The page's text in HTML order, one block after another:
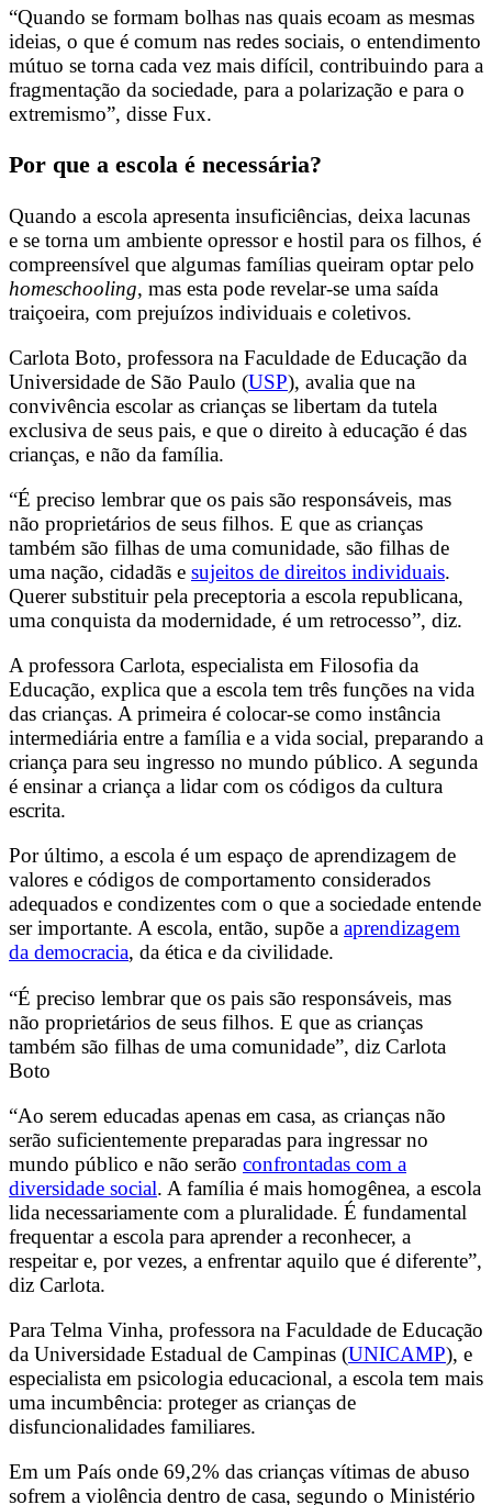
“Quando se formam bolhas nas quais ecoam as mesmas
ideias, o que é comum nas redes sociais, o entendimento
mútuo se torna cada vez mais difícil, contribuindo para a
fragmentação da sociedade, para a polarização e para o
extremismo”, disse Fux.
Por que a escola é necessária?
Quando a escola apresenta insuficiências, deixa lacunas
e se torna um ambiente opressor e hostil para os filhos, é
compreensível que algumas famílias queiram optar pelo
homeschooling, mas esta pode revelar-se uma saída
traiçoeira, com prejuízos individuais e coletivos.
Carlota Boto, professora na Faculdade de Educação da
Universidade de São Paulo (USP), avalia que na
convivência escolar as crianças se libertam da tutela
exclusiva de seus pais, e que o direito à educação é das
crianças, e não da família.
“É preciso lembrar que os pais são responsáveis, mas
não proprietários de seus filhos. E que as crianças
também são filhas de uma comunidade, são filhas de
uma nação, cidadãs e sujeitos de direitos individuais.
Querer substituir pela preceptoria a escola republicana,
uma conquista da modernidade, é um retrocesso”, diz.
A professora Carlota, especialista em Filosofia da
Educação, explica que a escola tem três funções na vida
das crianças. A primeira é colocar-se como instância
intermediária entre a família e a vida social, preparando a
criança para seu ingresso no mundo público. A segunda
é ensinar a criança a lidar com os códigos da cultura
escrita.
Por último, a escola é um espaço de aprendizagem de
valores e códigos de comportamento considerados
adequados e condizentes com o que a sociedade entende
ser importante. A escola, então, supõe a aprendizagem
da democracia, da ética e da civilidade.
“É preciso lembrar que os pais são responsáveis, mas
não proprietários de seus filhos. E que as crianças
também são filhas de uma comunidade”, diz Carlota
Boto
“Ao serem educadas apenas em casa, as crianças não
serão suficientemente preparadas para ingressar no
mundo público e não serão confrontadas com a
diversidade social. A família é mais homogênea, a escola
lida necessariamente com a pluralidade. É fundamental
frequentar a escola para aprender a reconhecer, a
respeitar e, por vezes, a enfrentar aquilo que é diferente”,
diz Carlota.
Para Telma Vinha, professora na Faculdade de Educação
da Universidade Estadual de Campinas (UNICAMP), e
especialista em psicologia educacional, a escola tem mais
uma incumbência: proteger as crianças de
disfuncionalidades familiares.
Em um País onde 69,2% das crianças vítimas de abuso
sofrem a violência dentro de casa, segundo o Ministério